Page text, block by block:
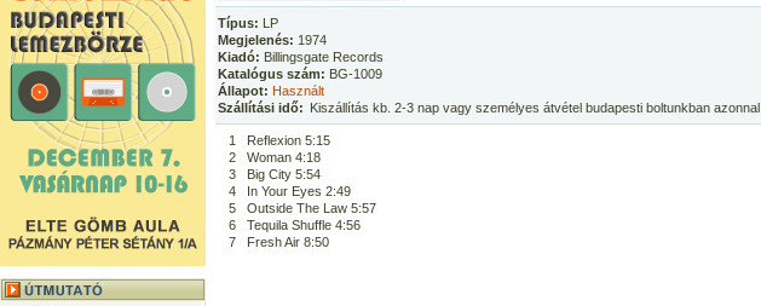
Típus: LP
Megjelenés: 1974
Kiadó: Billingsgate Records
Katalógus szám: BG-1009
Állapot: Használt
Szállítási idő: Kiszállítás kb. 2-3 nap vagy személyes átvétel budapesti boltunkban azonnal
1
Reflexion 5:15
2
Woman 4:18
3
Big City 5:54
4
In Your Eyes 2:49
5
Outside The Law 5:57
6
Tequila Shuffle 4:56
7
Fresh Air 8:50